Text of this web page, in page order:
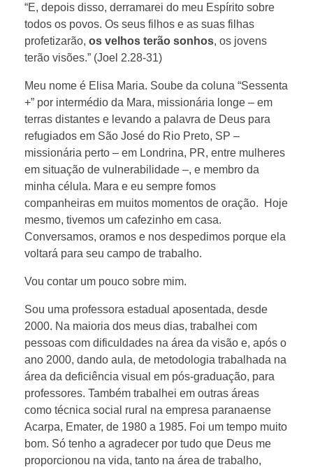
“E, depois disso, derramarei do meu Espírito sobre
todos os povos. Os seus filhos e as suas filhas
profetizarão, os velhos terão sonhos, os jovens
terão visões.” (Joel 2.28-31)
Meu nome é Elisa Maria. Soube da coluna “Sessenta
+” por intermédio da Mara, missionária longe – em
terras distantes e levando a palavra de Deus para
refugiados em São José do Rio Preto, SP –
missionária perto – em Londrina, PR, entre mulheres
em situação de vulnerabilidade –, e membro da
minha célula. Mara e eu sempre fomos
companheiras em muitos momentos de oração. Hoje
mesmo, tivemos um cafezinho em casa.
Conversamos, oramos e nos despedimos porque ela
voltará para seu campo de trabalho.
Vou contar um pouco sobre mim.
Sou uma professora estadual aposentada, desde
2000. Na maioria dos meus dias, trabalhei com
pessoas com dificuldades na área da visão e, após o
ano 2000, dando aula, de metodologia trabalhada na
área da deficiência visual em pós-graduação, para
professores. Também trabalhei em outras áreas
como técnica social rural na empresa paranaense
Acarpa, Emater, de 1980 a 1985. Foi um tempo muito
bom. Só tenho a agradecer por tudo que Deus me
proporcionou na vida, tanto na área de trabalho,